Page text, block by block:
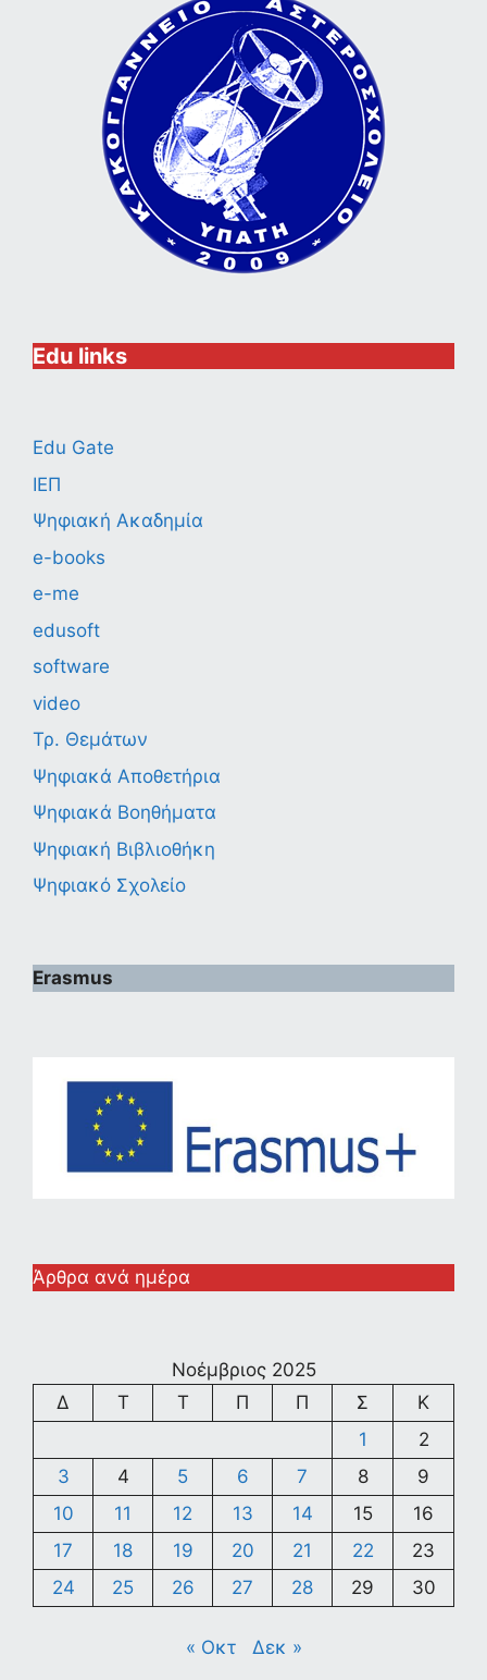
Edu links
Edu Gate
ΙΕΠ
Ψηφιακή Ακαδημία
e-books
e-me
edusoft
software
video
Τρ. Θεμάτων
Ψηφιακά Αποθετήρια
Ψηφιακά Βοηθήματα
Ψηφιακή Βιβλιοθήκη
Ψηφιακό Σχολείο
Erasmus
Άρθρα ανά ημέρα
Νοέμβριος 2025
Δ
Τ Τ Π Π Σ
Κ
1
2
3
4 5 6 7 8
9
10
11 12 13 14 15
16
17
18 19 20 21 22
23
24
25 26 27 28 29 30
« Οκτ Δεκ »